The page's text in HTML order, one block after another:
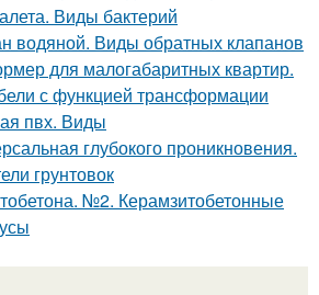
Виды бактерий
водяной. Виды обратных клапанов
для малогабаритных квартир.
с функцией трансформации
пвх. Виды
глубокого проникновения.
грунтовок
№2. Керамзитобетонные